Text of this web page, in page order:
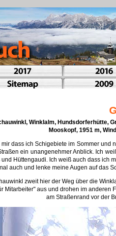
Winklalm, Hundsdorferhütte,
Mooskopf, 1951 m,
mir dass ich Schigebiete im Sommer
ein unangenehmer Anblick. Ich
und Hüttengaudi. Ich weiß auch dass ich
auch und lenke meine Augen auf das
zweit hier der Weg über die
Mitarbeiter" aus und drohen im anderen
am Straßenrand vor der